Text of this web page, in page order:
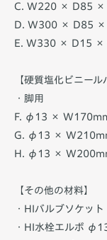
C. W220 × D85 ×
D. W300 × D85 ×
E. W330 × D15 ×
【硬質塩化ビニール
・脚用
F. φ13 × W170mm
G. φ13 ×
H. φ13 ×
【その他の材料】
・HIバルブソケッ
・HI水栓エルボ